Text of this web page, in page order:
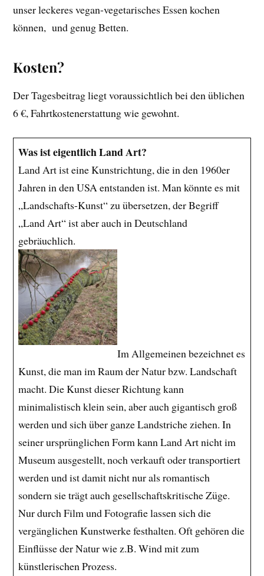
unser leckeres vegan-vegetarisches Essen kochen
können, und genug Betten.
Kosten?
Der Tagesbeitrag liegt voraussichtlich bei den üblichen
6 €, Fahrtkostenerstattung wie gewohnt.
Was ist eigentlich Land Art?
Land Art ist eine Kunstrichtung, die in den 1960er
Jahren in den USA entstanden ist. Man könnte es mit
„Landschafts-Kunst“ zu übersetzen, der Begriff
„Land Art“ ist aber auch in Deutschland
gebräuchlich.
Im Allgemeinen bezeichnet es
Kunst, die man im Raum der Natur bzw. Landschaft
macht. Die Kunst dieser Richtung kann
minimalistisch klein sein, aber auch gigantisch groß
werden und sich über ganze Landstriche ziehen. In
seiner ursprünglichen Form kann Land Art nicht im
Museum ausgestellt, noch verkauft oder transportiert
werden und ist damit nicht nur als romantisch
sondern sie trägt auch gesellschaftskritische Züge.
Nur durch Film und Fotografie lassen sich die
vergänglichen Kunstwerke festhalten. Oft gehören die
Einflüsse der Natur wie z.B. Wind mit zum
künstlerischen Prozess.